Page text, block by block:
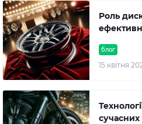
блог
15 квітня
Роль